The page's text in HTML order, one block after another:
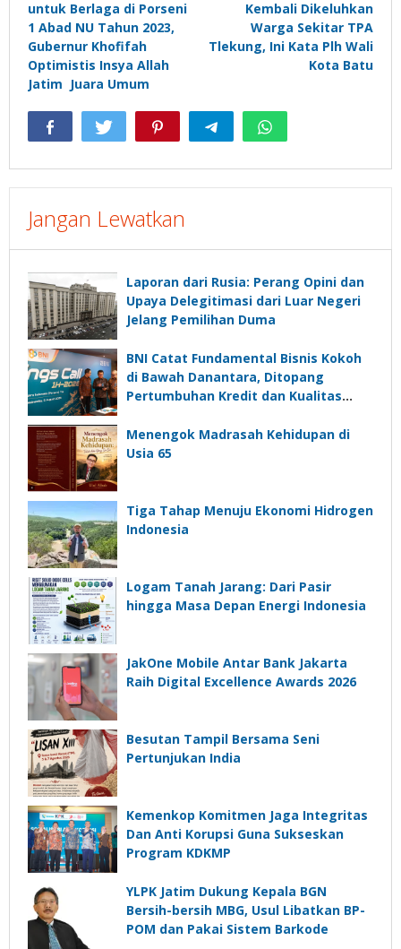
untuk Berlaga di Porseni
1 Abad NU Tahun 2023,
Gubernur Khofifah
Optimistis Insya Allah
Jatim Juara Umum
Kembali Dikeluhkan
Warga Sekitar TPA
Tlekung, Ini Kata Plh Wali
Kota Batu
Jangan Lewatkan
Laporan dari Rusia: Perang Opini dan
Upaya Delegitimasi dari Luar Negeri
Jelang Pemilihan Duma
BNI Catat Fundamental Bisnis Kokoh
di Bawah Danantara, Ditopang
Pertumbuhan Kredit dan Kualitas
Menengok Madrasah Kehidupan di
Usia 65
Tiga Tahap Menuju Ekonomi Hidrogen
Indonesia
Logam Tanah Jarang: Dari Pasir
hingga Masa Depan Energi Indonesia
JakOne Mobile Antar Bank Jakarta
Raih Digital Excellence Awards 2026
Besutan Tampil Bersama Seni
Pertunjukan India
Kemenkop Komitmen Jaga Integritas
Dan Anti Korupsi Guna Sukseskan
Program KDKMP
YLPK Jatim Dukung Kepala BGN
Bersih-bersih MBG, Usul Libatkan BP-
POM dan Pakai Sistem Barkode